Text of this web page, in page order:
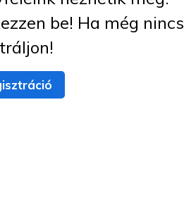
be! Ha még nincs